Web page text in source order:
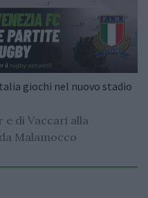
giochi nel nuovo stadio
e di Vaccari alla
Malamocco